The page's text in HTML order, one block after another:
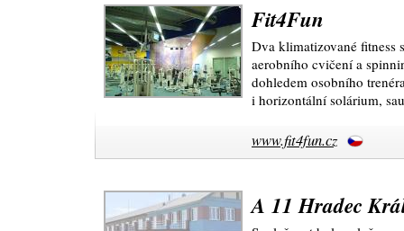
Fit4Fun
Dva klimatizované fitness
aerobního cvičení a
dohledem osobního
i horizontální solárium,
www.fit4fun.cz
A 11 Hradec